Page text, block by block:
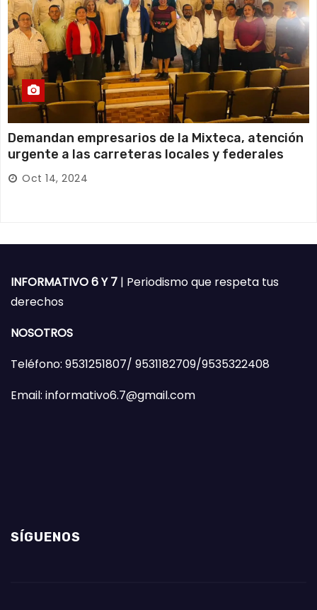
Demandan empresarios de la Mixteca, atención
urgente a las carreteras locales y federales
Oct 14, 2024
INFORMATIVO 6 Y 7 | Periodismo que respeta tus
derechos
NOSOTROS
Teléfono: 9531251807/ 9531182709/9535322408
Email: informativo6.7@gmail.com
SÍGUENOS